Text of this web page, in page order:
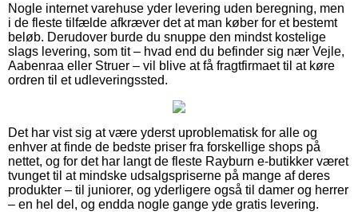
Nogle internet varehuse yder levering uden beregning, men
i de fleste tilfælde afkræver det at man køber for et bestemt
beløb. Derudover burde du snuppe den mindst kostelige
slags levering, som tit – hvad end du befinder sig nær Vejle,
Aabenraa eller Struer – vil blive at få fragtfirmaet til at køre
ordren til et udleveringssted.
Det har vist sig at være yderst uproblematisk for alle og
enhver at finde de bedste priser fra forskellige shops på
nettet, og for det har langt de fleste Rayburn e-butikker været
tvunget til at mindske udsalgspriserne på mange af deres
produkter – til juniorer, og yderligere også til damer og herrer
– en hel del, og endda nogle gange yde gratis levering.